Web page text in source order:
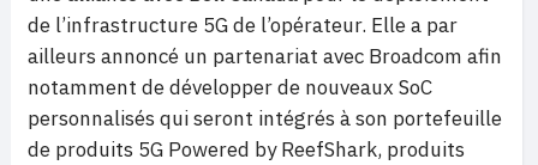
de l’infrastructure 5G de l’opérateur. Elle a par
ailleurs annoncé un partenariat avec Broadcom afin
notamment de développer de nouveaux SoC
personnalisés qui seront intégrés à son portefeuille
de produits 5G Powered by ReefShark, produits